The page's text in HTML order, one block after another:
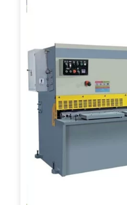
construcción Tamaño del